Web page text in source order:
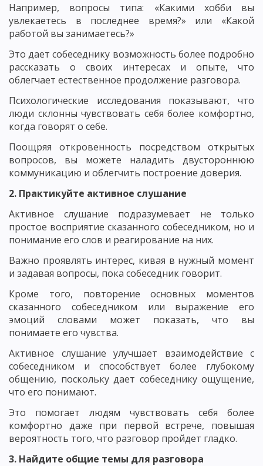
Например, вопросы типа: «Какими хобби вы
увлекаетесь в последнее время?» или «Какой
работой вы занимаетесь?»
Это дает собеседнику возможность более подробно
рассказать о своих интересах и опыте, что
облегчает естественное продолжение разговора.
Психологические исследования показывают, что
люди склонны чувствовать себя более комфортно,
когда говорят о себе.
Поощряя откровенность посредством открытых
вопросов, вы можете наладить двустороннюю
коммуникацию и облегчить построение доверия.
2. Практикуйте активное слушание
Активное слушание подразумевает не только
простое восприятие сказанного собеседником, но и
понимание его слов и реагирование на них.
Важно проявлять интерес, кивая в нужный момент
и задавая вопросы, пока собеседник говорит.
Кроме того, повторение основных моментов
сказанного собеседником или выражение его
эмоций словами может показать, что вы
понимаете его чувства.
Активное слушание улучшает взаимодействие с
собеседником и способствует более глубокому
общению, поскольку дает собеседнику ощущение,
что его понимают.
Это помогает людям чувствовать себя более
комфортно даже при первой встрече, повышая
вероятность того, что разговор пройдет гладко.
3. Найдите общие темы для разговора